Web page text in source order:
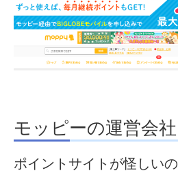
モッピーの運営会社
ポイントサイトが怪しい